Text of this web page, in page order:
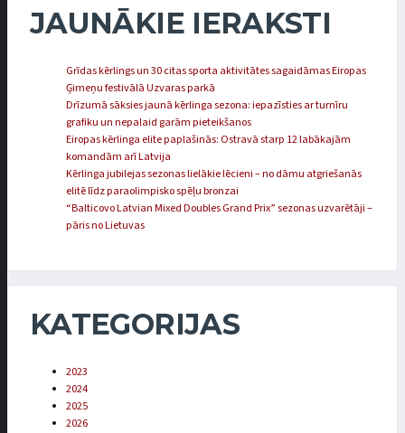
JAUNĀKIE IERAKSTI
Grīdas kērlings un 30 citas sporta aktivitātes sagaidāmas Eiropas
Ģimeņu festivālā Uzvaras parkā
Drīzumā sāksies jaunā kērlinga sezona: iepazīsties ar turnīru
grafiku un nepalaid garām pieteikšanos
Eiropas kērlinga elite paplašinās: Ostravā starp 12 labākajām
komandām arī Latvija
Kērlinga jubilejas sezonas lielākie lēcieni – no dāmu atgriešanās
elitē līdz paraolimpisko spēļu bronzai
“Balticovo Latvian Mixed Doubles Grand Prix” sezonas uzvarētāji –
pāris no Lietuvas
KATEGORIJAS
2023
2024
2025
2026